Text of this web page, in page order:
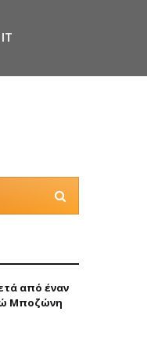
από έναν
Μποζώνη
IT